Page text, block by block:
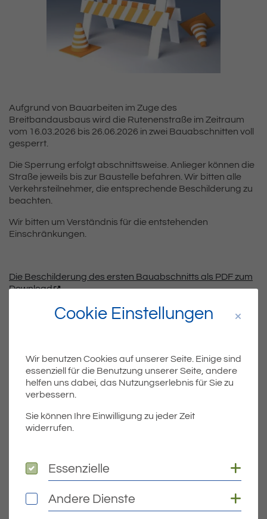
Aufgrund von Bauarbeiten im Zuge des
Breitbandausbaus wird die Rutenenstraße im Zeitraum
vom 16.03.2026 bis 26.06.2026 in zwei Bauabschnitten voll
gesperrt.
Die Sperrung erfolgt abschnittsweise. Anlieger können die
Straße jeweils bis zur Baustelle befahren. Wir bitten alle
Verkehrsteilnehmer, die entsprechende Beschilderung zu
beachten.
Wir bitten um Verständnis für die entstehenden
Einschränkungen.
Die Beschilderung des ersten Bauabschnitts als PDF zum
Download
Teile Beitrag:
ÄLTERE
Titel für Beitrag
Mikrozensus 2026 startet
NEUERE
Titel für Beitrag
„Krisenkompass“-App jetzt verfügbar
Cookie Einstellungen
Wir benutzen Cookies auf unserer Seite. Einige sind
essenziell für die Benutzung unserer Seite, andere
helfen uns dabei, das Nutzungserlebnis für Sie zu
verbessern.
Sie können Ihre Einwilligung zu jeder Zeit
widerrufen.
Essenzielle
Essenzielle
Andere Dienste
Andere Dienste